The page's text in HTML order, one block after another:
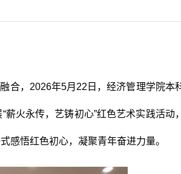
合，2026年5月 22 日，经济管理学院本
火永传，艺铸初心”红色艺术实践活动
感悟红色初心，凝聚青年奋进力量。